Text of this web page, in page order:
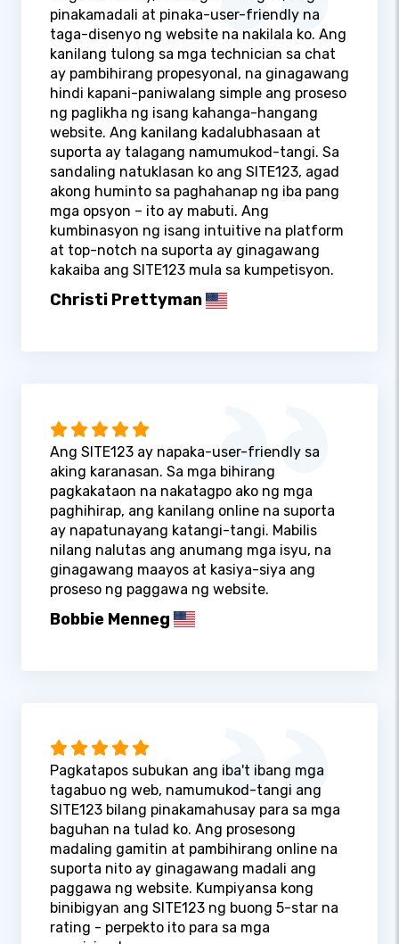
pinakamadali at pinaka-user-friendly na
taga-disenyo ng website na nakilala ko. Ang
kanilang tulong sa mga technician sa chat
ay pambihirang propesyonal, na ginagawang
hindi kapani-paniwalang simple ang proseso
ng paglikha ng isang kahanga-hangang
website. Ang kanilang kadalubhasaan at
suporta ay talagang namumukod-tangi. Sa
sandaling natuklasan ko ang SITE123, agad
akong huminto sa paghahanap ng iba pang
mga opsyon – ito ay mabuti. Ang
kumbinasyon ng isang intuitive na platform
at top-notch na suporta ay ginagawang
kakaiba ang SITE123 mula sa kumpetisyon.
Christi Prettyman
Ang SITE123 ay napaka-user-friendly sa
aking karanasan. Sa mga bihirang
pagkakataon na nakatagpo ako ng mga
paghihirap, ang kanilang online na suporta
ay napatunayang katangi-tangi. Mabilis
nilang nalutas ang anumang mga isyu, na
ginagawang maayos at kasiya-siya ang
proseso ng paggawa ng website.
Bobbie Menneg
Pagkatapos subukan ang iba't ibang mga
tagabuo ng web, namumukod-tangi ang
SITE123 bilang pinakamahusay para sa mga
baguhan na tulad ko. Ang prosesong
madaling gamitin at pambihirang online na
suporta nito ay ginagawang madali ang
paggawa ng website. Kumpiyansa kong
binibigyan ang SITE123 ng buong 5-star na
rating - perpekto ito para sa mga